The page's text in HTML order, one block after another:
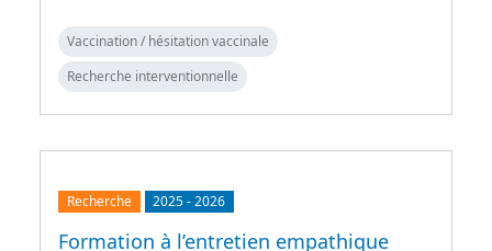
Vaccination / hésitation vaccinale
Recherche interventionnelle
Recherche 2025-2026
Formation à l’entretien empathique